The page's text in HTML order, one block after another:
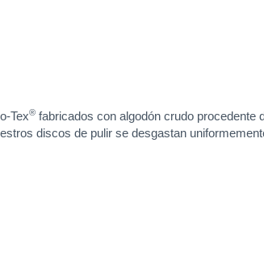
Tex® fabricados con algodón crudo procedente
discos de pulir se desgastan